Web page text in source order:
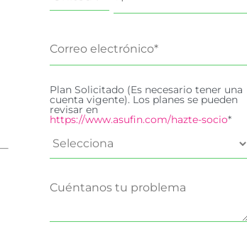
Plan Solicitado (Es necesario tener una
cuenta vigente). Los planes se pueden
revisar en
https://www.asufin.com/hazte-socio*